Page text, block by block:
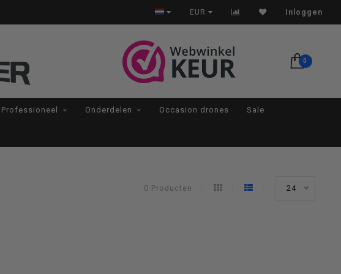
Op werkdagen voor 22:00 besteld, morgen in huis*
EUR Inloggen
0
Professioneel Onderdelen Occasion drones Sale
0 Producten 24